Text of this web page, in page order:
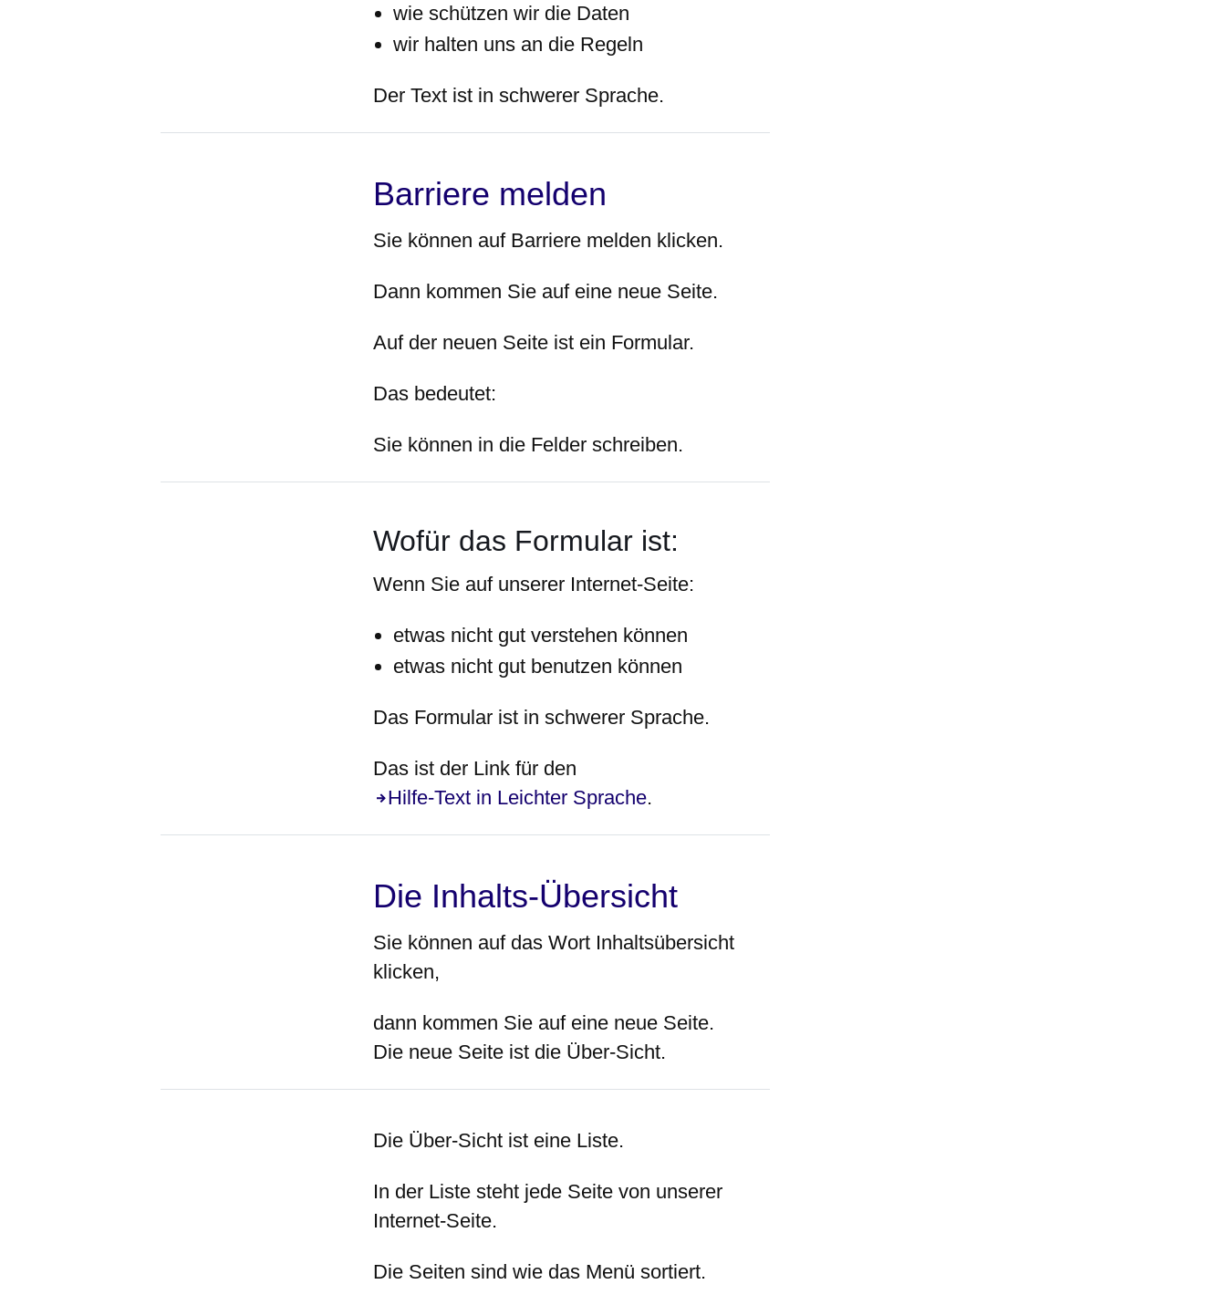
wie schützen wir die Daten
wir halten uns an die Regeln
Der Text ist in schwerer Sprache.
Barriere melden
Sie können auf Barriere melden klicken.
Dann kommen Sie auf eine neue Seite.
Auf der neuen Seite ist ein Formular.
Das bedeutet:
Sie können in die Felder schreiben.
Wofür das Formular ist:
Wenn Sie auf unserer Internet-Seite:
etwas nicht gut verstehen können
etwas nicht gut benutzen können
Das Formular ist in schwerer Sprache.
Das ist der Link für den
Hilfe-Text in Leichter Sprache.
Die Inhalts-Übersicht
Sie können auf das Wort Inhaltsübersicht
klicken,
dann kommen Sie auf eine neue Seite.
Die neue Seite ist die Über-Sicht.
Die Über-Sicht ist eine Liste.
In der Liste steht jede Seite von unserer
Internet-Seite.
Die Seiten sind wie das Menü sortiert.